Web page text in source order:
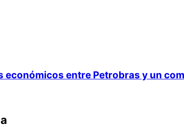
económicos entre Petrobras y un